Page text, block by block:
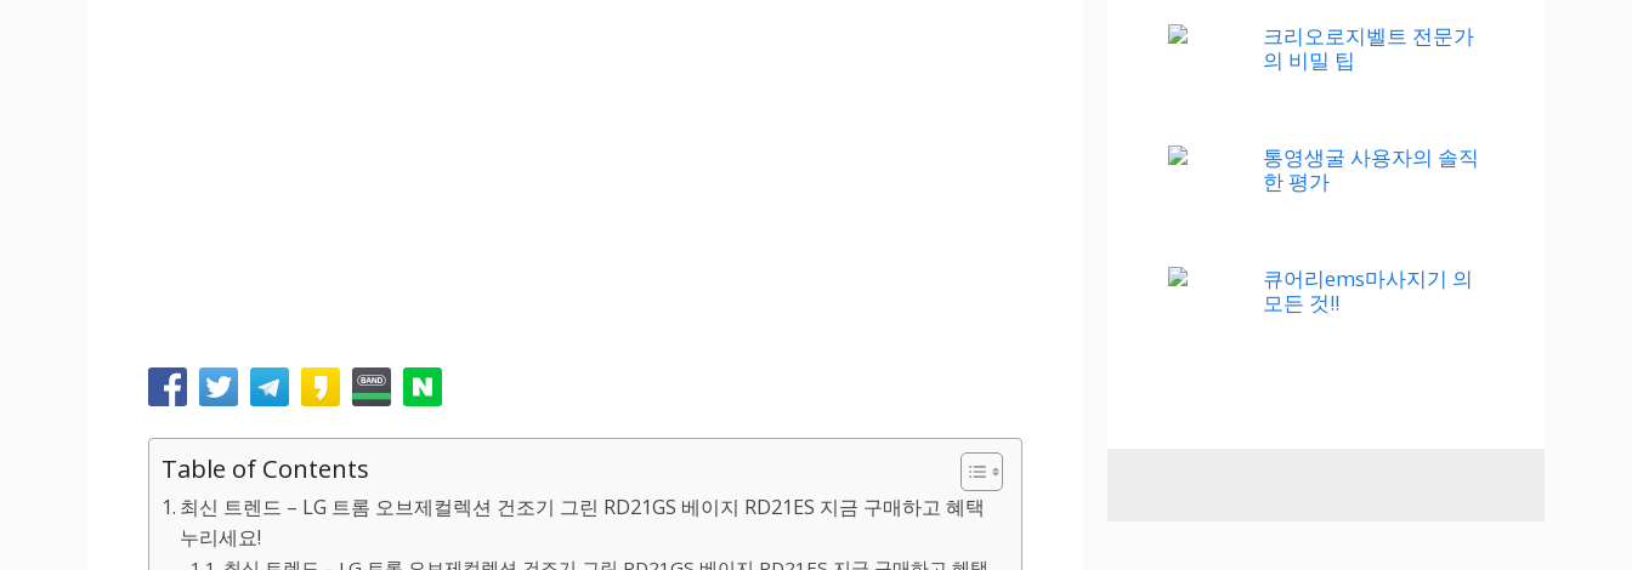
Table of Contents
최신 트렌드 – LG 트롬 오브제컬렉션 건조기 그린 RD21GS 베이지 RD21ES 지금 구매하고 혜택
누리세요!
크리오로지벨트 전문가
의 비밀 팁
통영생굴 사용자의 솔직
한 평가
큐어리ems마사지기 의
모든 것!!